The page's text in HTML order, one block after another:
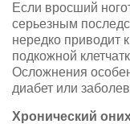
Если вросший
серьезным
нередко приводит
подкожной
Осложнения
диабет или
Хронический